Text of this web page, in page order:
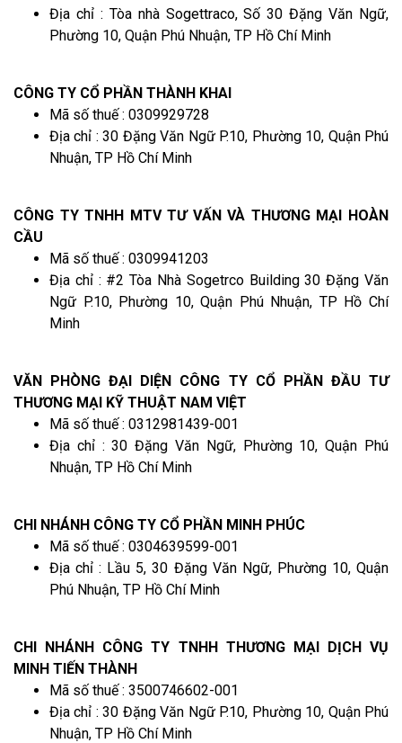
Địa chỉ : Tòa nhà Sogettraco, Số 30 Đặng Văn Ngữ,
Phường 10, Quận Phú Nhuận, TP Hồ Chí Minh
CÔNG TY CỔ PHẦN THÀNH KHAI
Mã số thuế : 0309929728
Địa chỉ : 30 Đặng Văn Ngữ P.10, Phường 10, Quận Phú
Nhuận, TP Hồ Chí Minh
CÔNG TY TNHH MTV TƯ VẤN VÀ THƯƠNG MẠI HOÀN
CẦU
Mã số thuế : 0309941203
Địa chỉ : #2 Tòa Nhà Sogetrco Building 30 Đặng Văn
Ngữ P.10, Phường 10, Quận Phú Nhuận, TP Hồ Chí
Minh
VĂN PHÒNG ĐẠI DIỆN CÔNG TY CỔ PHẦN ĐẦU TƯ
THƯƠNG MẠI KỸ THUẬT NAM VIỆT
Mã số thuế : 0312981439-001
Địa chỉ : 30 Đặng Văn Ngữ, Phường 10, Quận Phú
Nhuận, TP Hồ Chí Minh
CHI NHÁNH CÔNG TY CỔ PHẦN MINH PHÚC
Mã số thuế : 0304639599-001
Địa chỉ : Lầu 5, 30 Đặng Văn Ngữ, Phường 10, Quận
Phú Nhuận, TP Hồ Chí Minh
CHI NHÁNH CÔNG TY TNHH THƯƠNG MẠI DỊCH VỤ
MINH TIẾN THÀNH
Mã số thuế : 3500746602-001
Địa chỉ : 30 Đặng Văn Ngữ P.10, Phường 10, Quận Phú
Nhuận, TP Hồ Chí Minh